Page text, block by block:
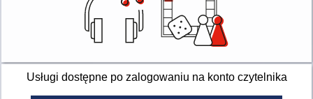
Usługi dostępne po zalogowaniu na konto czytelnika